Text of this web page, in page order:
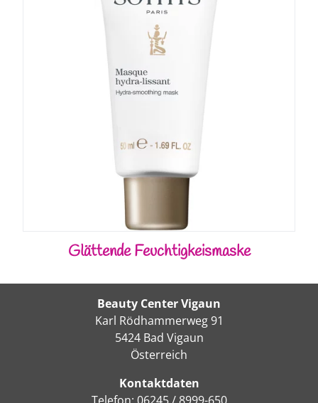
Glättende Feuchtigkeismaske
Beauty Center Vigaun
Karl Rödhammerweg 91
5424 Bad Vigaun
Österreich
Kontaktdaten